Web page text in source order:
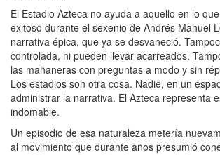
El Estadio Azteca no ayuda a aquello en lo
exitoso durante el sexenio de Andrés Manuel
narrativa épica, que ya se desvaneció.
controlada, ni pueden llevar acarreados.
las mañaneras con preguntas a modo y sin
Los estadios son otra cosa. Nadie, en un
administrar la narrativa. El Azteca representa
indomable.
Un episodio de esa naturaleza metería
al movimiento que durante años presumió